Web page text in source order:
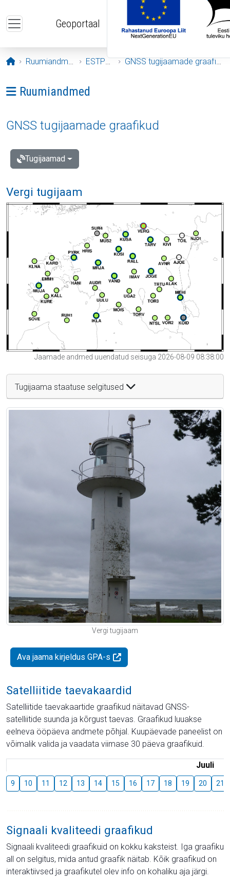
Geoportaal
Avaleht
Ruumiandmed ESTPOS GNSS tugijaamade graafikud
Ava menüü: Ruumiandmed
Ruumiandmed
GNSS tugijaamade graafikud
Tugijaamad
Vergi tugijaam
Jaamade andmed uuendatud seisuga 2026-08-09 08:38:00
Tugijaama staatuse selgitused
Vergi tugijaam
Ava jaama kirjeldus GPA-s
Satelliitide taevakaardid
Satelliitide taevakaartide graafikud näitavad GNSS-
satelliitide suunda ja kõrgust taevas. Graafikud luuakse
eelneva ööpäeva andmete põhjal. Kuupäevade paneelist on
võimalik valida ja vaadata viimase 30 päeva graafikuid.
Juuli
9 10 11 12 13 14 15 16 17 18 19 20 21
Signaali kvaliteedi graafikud
Signaali kvaliteedi graafikuid on kokku kaksteist. Iga graafiku
all on selgitus, mida antud graafik näitab. Kõik graafikud on
interaktiivsed ja graafikutel olev info on kohaliku aja järgi.